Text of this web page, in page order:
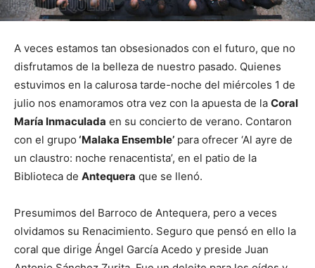
A veces estamos tan obsesionados con el futuro, que no
disfrutamos de la belleza de nuestro pasado. Quienes
estuvimos en la calurosa tarde-noche del miércoles 1 de
julio nos enamoramos otra vez con la apuesta de la Coral
María Inmaculada en su concierto de verano. Contaron
con el grupo ‘Malaka Ensemble’ para ofrecer ‘Al ayre de
un claustro: noche renacentista’, en el patio de la
Biblioteca de Antequera que se llenó.
Presumimos del Barroco de Antequera, pero a veces
olvidamos su Renacimiento. Seguro que pensó en ello la
coral que dirige Ángel García Acedo y preside Juan